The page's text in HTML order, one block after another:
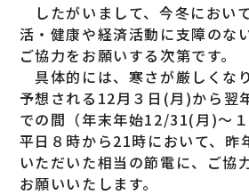
したがいまして、今冬におい
活・健康や経済活動に支障のな
ご協力をお願いする次第です。
具体的には、寒さが厳しくな
予想される12月３日(月)から翌
での間（年末年始12/31(月)～
平日８時から21時において、昨
いただいた相当の節電に、ご協
お願いいたします。